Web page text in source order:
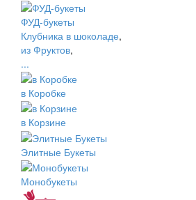
ФУД-букеты
Клубника в шоколаде,
из Фруктов,
...
в Коробке
в Корзине
Элитные Букеты
Монобукеты